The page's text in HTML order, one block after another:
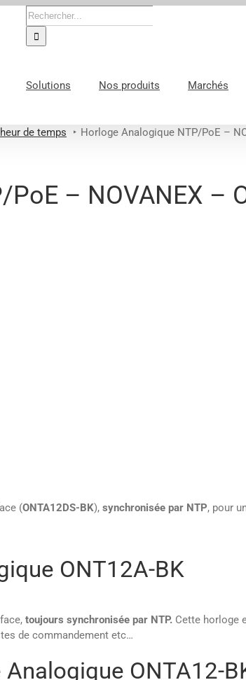
Rechercher:
Solutions Nos produits Marchés
de temps Horloge Analogique NTP/PoE –
– NOVANEX –
(ONTA12DS-BK), synchronisée par NTP, pour
ONT12A-BK
toujours synchronisée par NTP. Cette horloge
de commandement etc…
ONTA12-